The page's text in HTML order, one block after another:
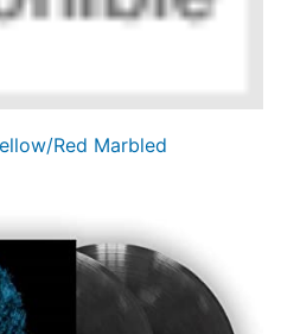
Red Marbled